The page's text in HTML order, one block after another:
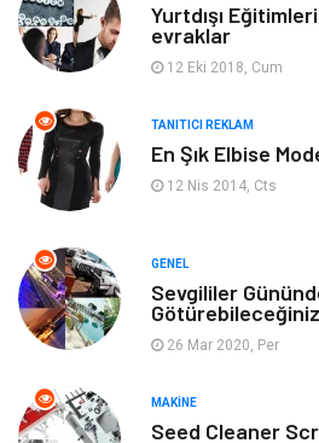
Elektronik
Giyim
Ev Dekorasyon
Anne & Çocuk
Ev İşleri
Gençlik & Eğlence
Yurtdışı
evraklar
12 Eki 2018, Cum
TANITICI REKLAM
En Şık Elbise
12 Nis 2014, Cts
GENEL
Sevgililer
26 Mar 2020, Per
MAKINE
Seed Cleaner